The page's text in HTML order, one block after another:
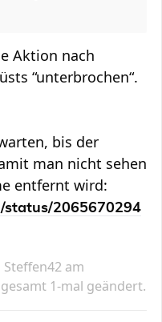
Aktion nach
“unterbrochen“.
bis der
man nicht sehen
entfernt wird:
status/2065670294
Steffen42 am
1-mal geändert.